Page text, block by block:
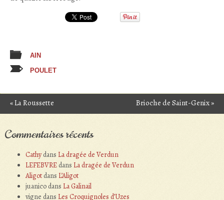
AIN
POULET
Post navigation
«La Roussette Brioche de Saint-Genix»
Commentaires récents
Cathydans La dragée de Verdun
LEFEBVREdans La dragée de Verdun
Aligotdans L’Aligot
juanicodans La Galinail
vigne dans Les Croquignoles d’Uzes